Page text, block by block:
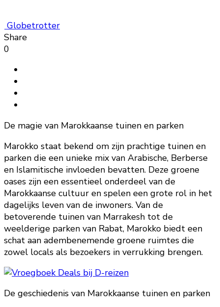
Globetrotter
Share
0
De magie van Marokkaanse tuinen en parken
Marokko staat bekend om zijn prachtige tuinen en
parken die een unieke mix van Arabische, Berberse
en Islamitische invloeden bevatten. Deze groene
oases zijn een essentieel onderdeel van de
Marokkaanse cultuur en spelen een grote rol in het
dagelijks leven van de inwoners. Van de
betoverende tuinen van Marrakesh tot de
weelderige parken van Rabat, Marokko biedt een
schat aan adembenemende groene ruimtes die
zowel locals als bezoekers in verrukking brengen.
De geschiedenis van Marokkaanse tuinen en parken